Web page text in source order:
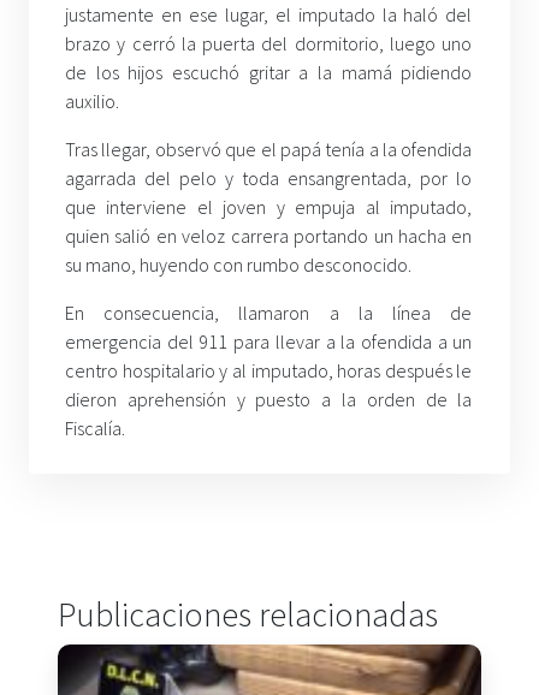
justamente en ese lugar, el imputado la haló del
brazo y cerró la puerta del dormitorio, luego uno
de los hijos escuchó gritar a la mamá pidiendo
auxilio.
Tras llegar, observó que el papá tenía a la ofendida
agarrada del pelo y toda ensangrentada, por lo
que interviene el joven y empuja al imputado,
quien salió en veloz carrera portando un hacha en
su mano, huyendo con rumbo desconocido.
En consecuencia, llamaron a la línea de
emergencia del 911 para llevar a la ofendida a un
centro hospitalario y al imputado, horas después le
dieron aprehensión y puesto a la orden de la
Fiscalía.
Publicaciones relacionadas